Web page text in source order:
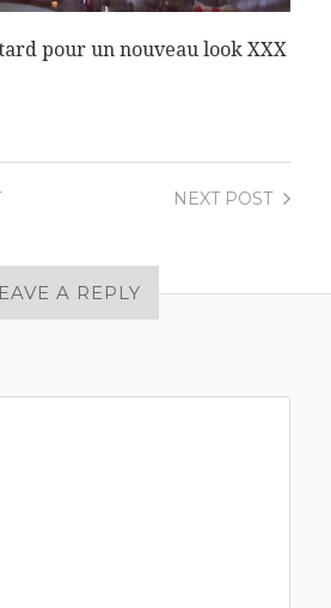
pour un nouveau look XXX
NEXTPOST
A REPLY